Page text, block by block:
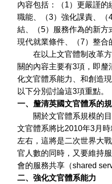
內容包括：（1）更嚴謹
職能、（3）強化課責、（
結、（5）服務作為的新方
現代就業條件、（7）整合
在以上文官體制改革方
關的內容主要有3項，即釐
化文官體系能力、和創造
以下分別討論這3項重點。
一、釐清英國文官體系的
關於文官體系規模的目
文官體系將比2010年3月
左右，這將是二次世界大
官人數的同時，又要維持
會的服務共享（shared
二、強化文官體系能力